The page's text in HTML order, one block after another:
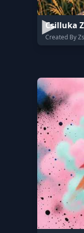
Csilluka
Created By